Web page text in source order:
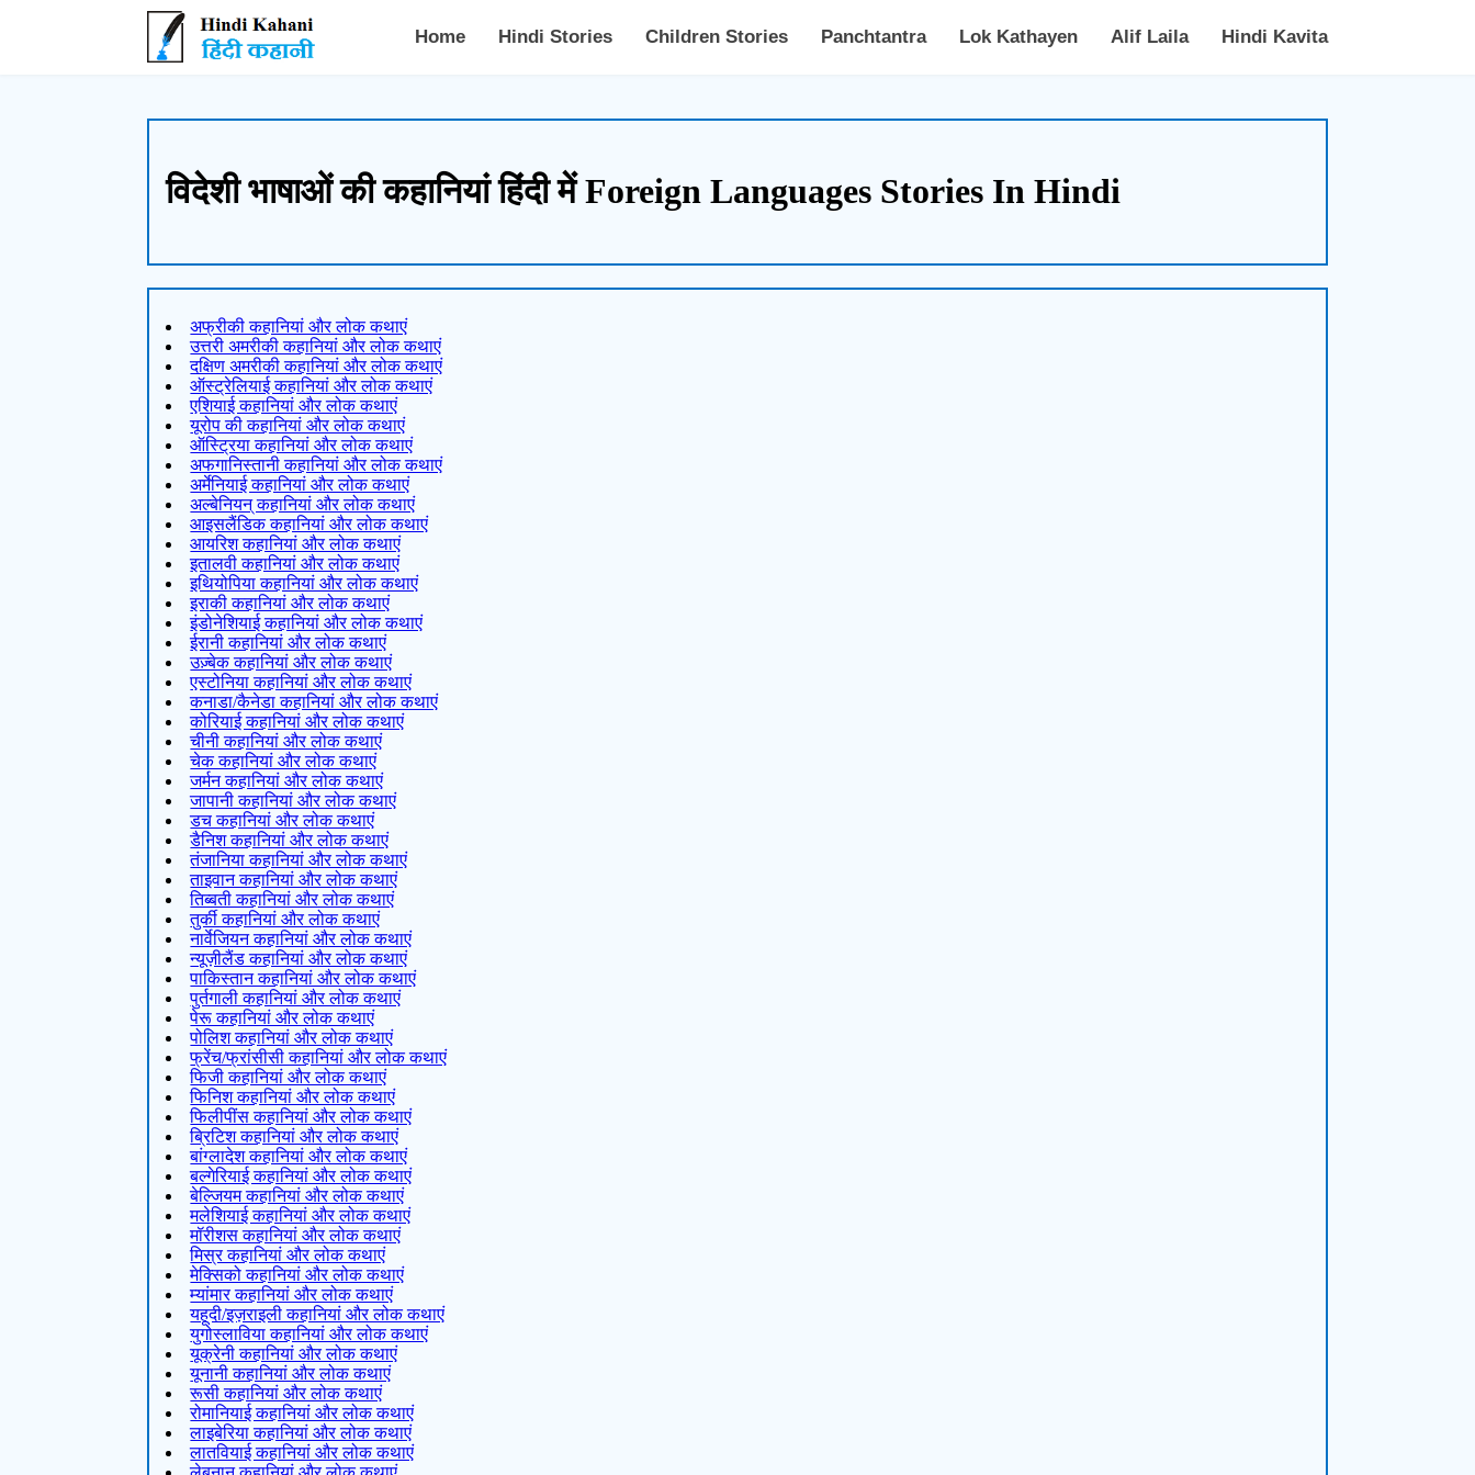
Hindi Kahani - हिंदी कहानी
Home Hindi Stories Children Stories Panchtantra Lok Kathayen Alif Laila Hindi Kavita
विदेशी भाषाओं की कहानियां हिंदी में Foreign Languages Stories In Hindi
अफ्रीकी कहानियां और लोक कथाएं
उत्तरी अमरीकी कहानियां और लोक कथाएं
दक्षिण अमरीकी कहानियां और लोक कथाएं
ऑस्ट्रेलियाई कहानियां और लोक कथाएं
एशियाई कहानियां और लोक कथाएं
यूरोप की कहानियां और लोक कथाएं
ऑस्ट्रिया कहानियां और लोक कथाएं
अफगानिस्तानी कहानियां और लोक कथाएं
अर्मेनियाई कहानियां और लोक कथाएं
अल्बेनियन् कहानियां और लोक कथाएं
आइसलैंडिक कहानियां और लोक कथाएं
आयरिश कहानियां और लोक कथाएं
इतालवी कहानियां और लोक कथाएं
इथियोपिया कहानियां और लोक कथाएं
इराकी कहानियां और लोक कथाएं
इंडोनेशियाई कहानियां और लोक कथाएं
ईरानी कहानियां और लोक कथाएं
उज़्बेक कहानियां और लोक कथाएं
एस्टोनिया कहानियां और लोक कथाएं
कनाडा/कैनेडा कहानियां और लोक कथाएं
कोरियाई कहानियां और लोक कथाएं
चीनी कहानियां और लोक कथाएं
चेक कहानियां और लोक कथाएं
जर्मन कहानियां और लोक कथाएं
जापानी कहानियां और लोक कथाएं
डच कहानियां और लोक कथाएं
डैनिश कहानियां और लोक कथाएं
तंजानिया कहानियां और लोक कथाएं
ताइवान कहानियां और लोक कथाएं
तिब्बती कहानियां और लोक कथाएं
तुर्की कहानियां और लोक कथाएं
नार्वेजियन कहानियां और लोक कथाएं
न्यूज़ीलैंड कहानियां और लोक कथाएं
पाकिस्तान कहानियां और लोक कथाएं
पुर्तगाली कहानियां और लोक कथाएं
पेरू कहानियां और लोक कथाएं
पोलिश कहानियां और लोक कथाएं
फ्रेंच/फ्रांसीसी कहानियां और लोक कथाएं
फिजी कहानियां और लोक कथाएं
फिनिश कहानियां और लोक कथाएं
फिलीपींस कहानियां और लोक कथाएं
ब्रिटिश कहानियां और लोक कथाएं
बांग्लादेश कहानियां और लोक कथाएं
बल्गेरियाई कहानियां और लोक कथाएं
बेल्जियम कहानियां और लोक कथाएं
मलेशियाई कहानियां और लोक कथाएं
मॉरीशस कहानियां और लोक कथाएं
मिस्र कहानियां और लोक कथाएं
मेक्सिको कहानियां और लोक कथाएं
म्यांमार कहानियां और लोक कथाएं
यहूदी/इज़राइली कहानियां और लोक कथाएं
युगोस्लाविया कहानियां और लोक कथाएं
यूक्रेनी कहानियां और लोक कथाएं
यूनानी कहानियां और लोक कथाएं
रूसी कहानियां और लोक कथाएं
रोमानियाई कहानियां और लोक कथाएं
लाइबेरिया कहानियां और लोक कथाएं
लातवियाई कहानियां और लोक कथाएं